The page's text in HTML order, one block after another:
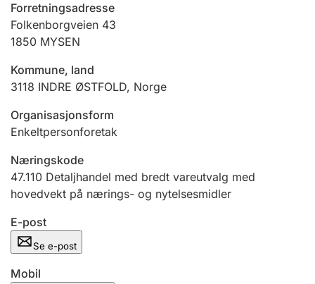
Jeger
Betaling og jegeravgiftskort
Ektepaktveileder
Offentlig sektor
Andre tema
Forretningsadresse
Folkenborgveien 43
1850 MYSEN
Kommune, land
3118 INDRE ØSTFOLD, Norge
Organisasjonsform
Enkeltpersonforetak
Næringskode
47.110 Detaljhandel med bredt vareutvalg med
hovedvekt på nærings- og nytelsesmidler
E-post
Se e-post
Mobil